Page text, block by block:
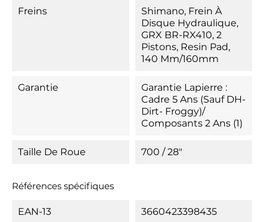
Freins
Shimano, Frein À
Disque Hydraulique,
GRX BR-RX410, 2
Pistons, Resin Pad,
140 Mm/160mm
Garantie
Garantie Lapierre :
Cadre 5 Ans (Sauf DH-
Dirt- Froggy)/
Composants 2 Ans (1)
Taille De Roue 700 / 28"
Références spécifiques
EAN-13 3660423398435